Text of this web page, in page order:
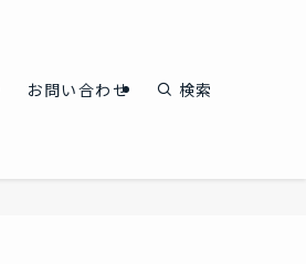
お問い合わせ 検索